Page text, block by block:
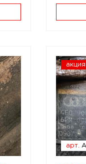
акция
арт.